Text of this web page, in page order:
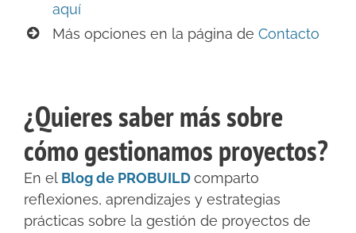
aquí
Más opciones en la página de Contacto
¿Quieres saber más sobre
cómo gestionamos proyectos?
En el Blog de PROBUILDcomparto
reflexiones, aprendizajes y estrategias
prácticas sobre la gestión de proyectos de